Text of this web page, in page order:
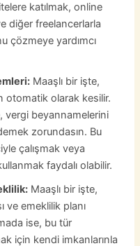
katılmak, online
diğer freelancerlarla
çözmeye yardımcı
Maaşlı bir işte,
otomatik olarak kesilir.
vergi beyannamelerini
zorundasın. Bu
çalışmak veya
faydalı olabilir.
Maaşlı bir işte,
ve emeklilik planı
ise, bu tür
için kendi imkanlarınla